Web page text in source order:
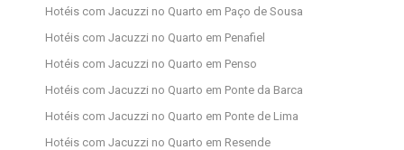
Hotéis com Jacuzzi no Quarto em Paço de Sousa
Hotéis com Jacuzzi no Quarto em Penafiel
Hotéis com Jacuzzi no Quarto em Penso
Hotéis com Jacuzzi no Quarto em Ponte da Barca
Hotéis com Jacuzzi no Quarto em Ponte de Lima
Hotéis com Jacuzzi no Quarto em Resende